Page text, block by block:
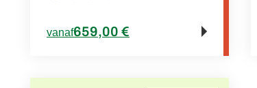
vanaf659,00 €